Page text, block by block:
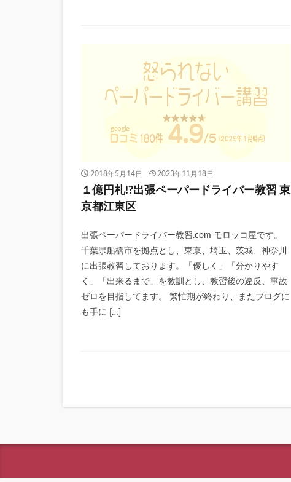
2018年5月14日 2023年11月18日
１億円札!?出張ペーパードライバー教習 東
京都江東区
出張ペーパードライバー教習.com モロッコ屋です。
千葉県船橋市を拠点とし、東京、埼玉、茨城、神奈川
に出張教習しております。「優しく」「分かりやす
く」「出来るまで」を教訓とし、教習後の違反、事故
ゼロを目指してます。 繁忙期が終わり、またブログに
も手に […]